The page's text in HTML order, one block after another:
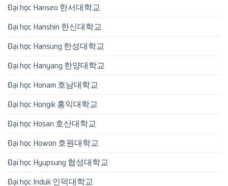
Đại học Hanseo 한서대학교
Đại học Hanshin 한신대학교
Đại học Hansung 한성대학교
Đại học Hanyang 한양대학교
Đại học Honam 호남대학교
Đại học Hongik 홍익대학교
Đại học Hosan 호산대학교
Đại học Howon 호원대학교
Đại học Hyupsung 협성대학교
Đại học Induk 인덕대학교